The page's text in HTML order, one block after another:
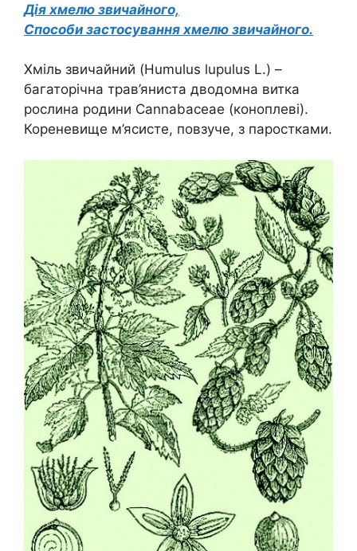
Дія хмелю звичайного,
Способи застосування хмелю звичайного.
Хміль звичайний (Humulus lupulus L.) –
багаторічна трав’яниста дводомна витка
рослина родини Cannabaceae (коноплеві).
Кореневище м’ясисте, повзуче, з паростками.